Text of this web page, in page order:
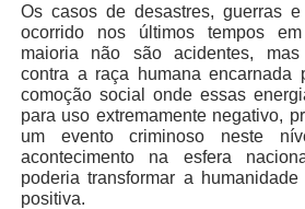
Os casos de desastres, guerras
ocorrido nos últimos tempos
maioria não são acidentes, mas
contra a raça humana encarnada
comoção social onde essas
para uso extremamente negativo,
um evento criminoso neste
acontecimento na esfera
poderia transformar a
positiva.